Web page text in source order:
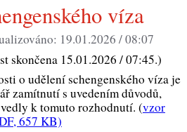
víza
19.01.2026 / 08:07
skončena 15.01.2026 / 07:45.)
o udělení schengenského víza je
zamítnutí s uvedením důvodů,
k tomuto rozhodnutí. (vzor
657 KB)